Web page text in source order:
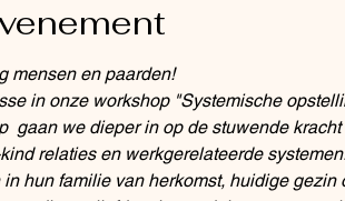
mensen en paarden!
in onze workshop "Systemische
gaan we dieper in op de stuwende
relaties en werkgerelateerde
hun familie van herkomst, huidige gezin